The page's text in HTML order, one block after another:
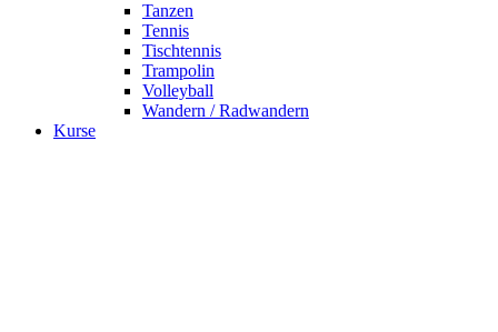
Tanzen
Tennis
Tischtennis
Trampolin
Volleyball
Wandern / Radwandern
Kurse